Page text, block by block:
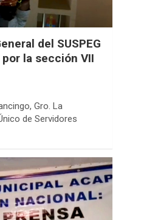
del SUSPEG
la sección VII
Gro. La
de Servidores